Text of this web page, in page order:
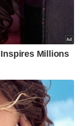
ke
(HUSM),
Zahirah